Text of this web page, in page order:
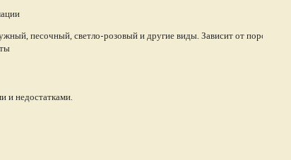
песочный, светло-розовый и другие виды. Зависит от породы и не
и недостатками.